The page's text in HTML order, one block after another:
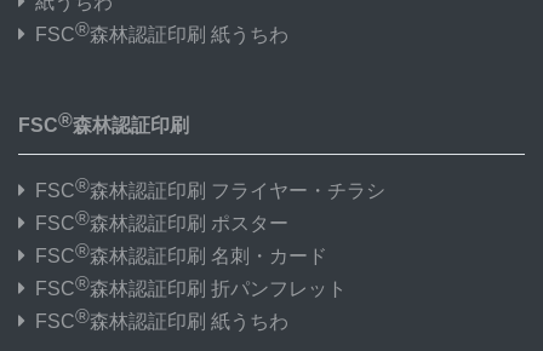
FSC®森林認証印刷 紙うちわ
FSC®森林認証印刷
FSC®森林認証印刷 フライヤー・チラシ
FSC®森林認証印刷 ポスター
FSC®森林認証印刷 名刺・カード
FSC®森林認証印刷 折パンフレット
FSC®森林認証印刷 紙うちわ